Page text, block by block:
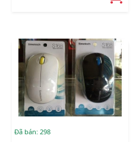
Đã bán: 298